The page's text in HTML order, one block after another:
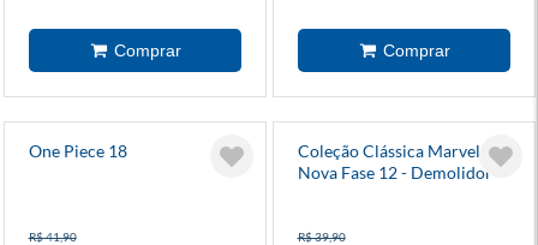
One Piece 18
R$ 41,90
Coleção Clássica Marvel:
Nova Fase 12 - Demolidor
R$ 39,90